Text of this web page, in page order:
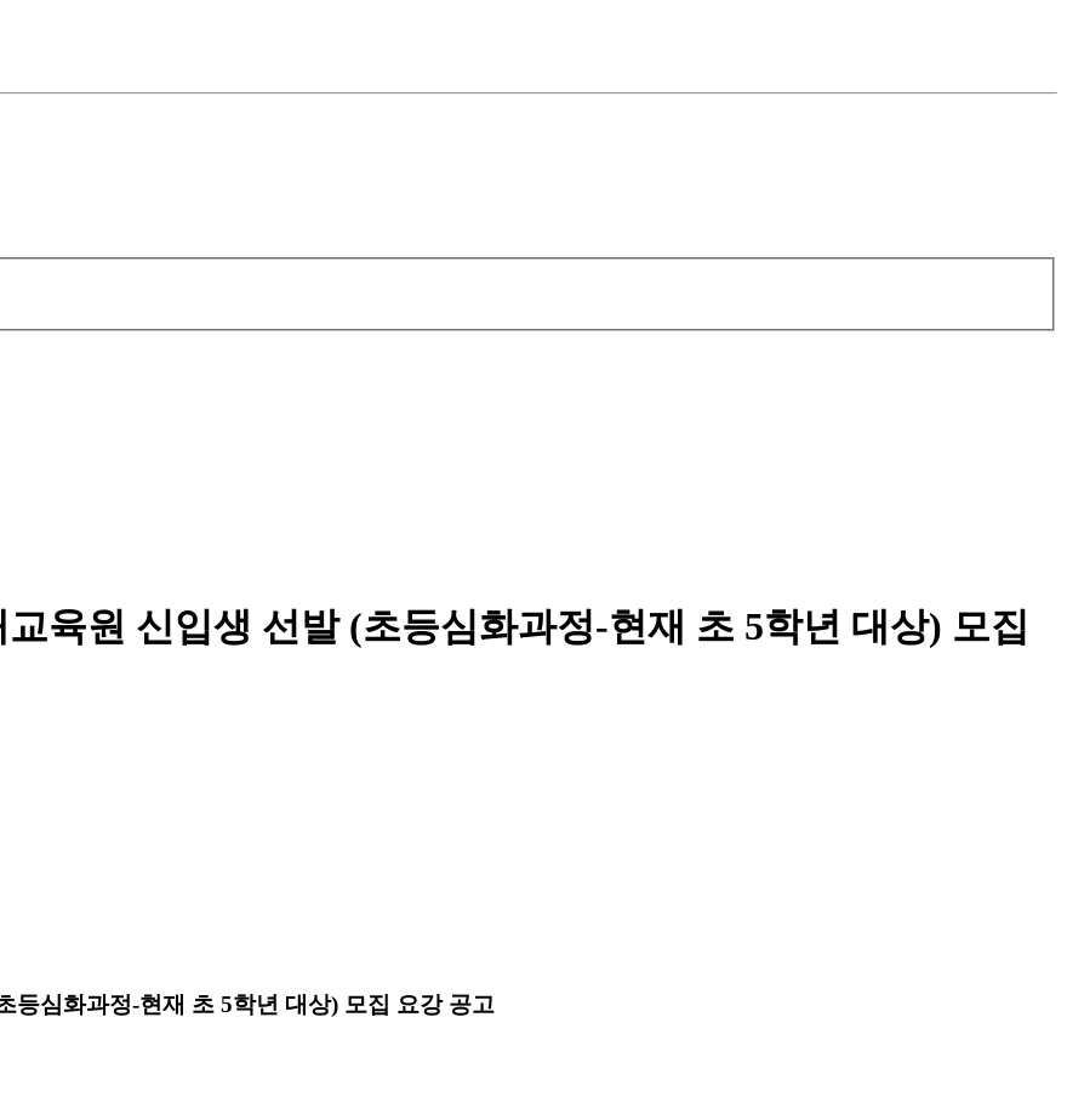
육원 신입생 선발 (초등심화과정-현재 초 5학년 대상) 모집
등심화과정-현재 초 5학년 대상) 모집 요강 공고